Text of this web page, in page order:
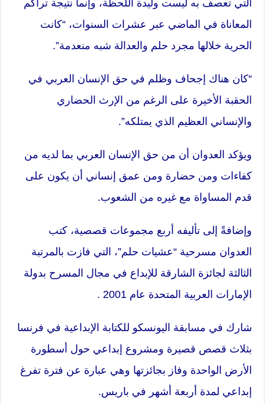
التي تعصف به ليست وليدة اللحظة، وإنما نتيجة تراكم
المعاناة في الماضي عبر عشرات السنوات، “كانت
الحرية خلالها مجرد حلم والعدالة شبه منعدمة”.
“كان هناك إجحاف وظلم في حق الإنسان العربي في
الحقبة الأخيرة على الرغم من الإرث الحضاري
والإنساني العظيم الذي يمتلكه”.
ويؤكد العدوان أن من حق الإنسان العربي بما لديه من
كفاءات ومن حضارة ومن عمق إنساني أن يكون على
قدم المساواة مع غيره من الشعوب.
وإضافةً إلى تأليفه أربع مجموعات قصصية، كتب
العدوان مسرحية “عشيات حلم”، التي فازت بالمرتبة
الثالثة لجائزة الشارقة للإبداع في مجال المسرح بدولة
الإمارات العربية المتحدة عام 2001 .
شارك في مسابقة اليونسكو للكتابة الإبداعية في فرنسا
بثلاث قصص قصيرة ومشروع إبداعي حول أسطورة
الأرض الواحدة وفاز بجائزتها وهي عبارة عن فترة تفرغ
إبداعي لمدة أربعة أشهر في باريس.